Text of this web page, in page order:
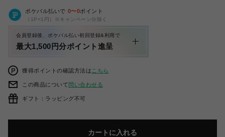
ポケパル払いで 0〜0ポイント
（1P=1円）※キャンペーン分除く
会員登録後、ポケパル払い初回登録&利用で
最大1,500円分ポイント進呈
獲得ポイントの確認方法は こちら
この商品について問い合わせる
ギフト：ラッピング不可
カートに入れる